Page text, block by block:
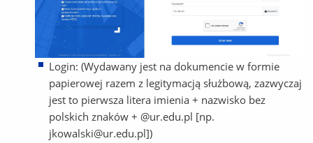
Login: (Wydawany jest na dokumencie w formie
papierowej razem z legitymacją służbową, zazwyczaj
jest to pierwsza litera imienia + nazwisko bez
polskich znaków + @ur.edu.pl [np.
jkowalski@ur.edu.pl])